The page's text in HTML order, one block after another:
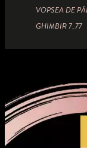
VOPSEA DE
GHIMBIR 7_77